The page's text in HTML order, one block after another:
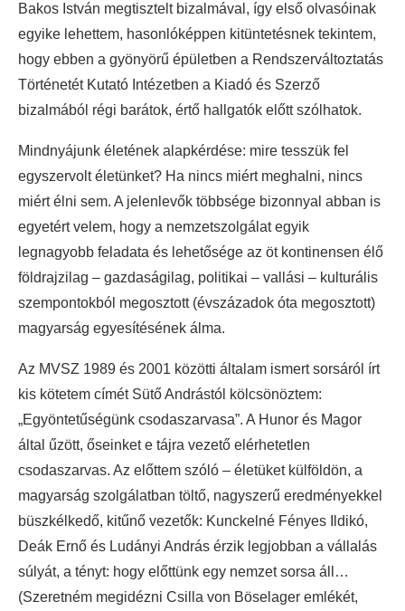
Bakos István megtisztelt bizalmával, így első olvasóinak
egyike lehettem, hasonlóképpen kitüntetésnek tekintem,
hogy ebben a gyönyörű épületben a Rendszerváltoztatás
Történetét Kutató Intézetben a Kiadó és Szerző
bizalmából régi barátok, értő hallgatók előtt szólhatok.
Mindnyájunk életének alapkérdése: mire tesszük fel
egyszervolt életünket? Ha nincs miért meghalni, nincs
miért élni sem. A jelenlevők többsége bizonnyal abban is
egyetért velem, hogy a nemzetszolgálat egyik
legnagyobb feladata és lehetősége az öt kontinensen élő
földrajzilag – gazdaságilag, politikai – vallási – kulturális
szempontokból megosztott (évszázadok óta megosztott)
magyarság egyesítésének álma.
Az MVSZ 1989 és 2001 közötti általam ismert sorsáról írt
kis kötetem címét Sütő Andrástól kölcsönöztem:
„Egyöntetűségünk csodaszarvasa”. A Hunor és Magor
által űzött, őseinket e tájra vezető elérhetetlen
csodaszarvas. Az előttem szóló – életüket külföldön, a
magyarság szolgálatban töltő, nagyszerű eredményekkel
büszkélkedő, kitűnő vezetők: Kunckelné Fényes Ildikó,
Deák Ernő és Ludányi András érzik legjobban a vállalás
súlyát, a tényt: hogy előttünk egy nemzet sorsa áll…
(Szeretném megidézni Csilla von Böselager emlékét,